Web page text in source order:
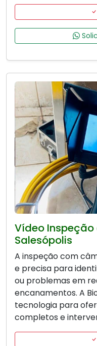
Vídeo
Salesópolis
A inspeção com
e precisa para
ou problemas em
encanamentos. A
tecnologia para
completos e